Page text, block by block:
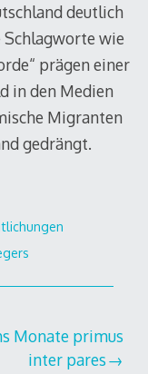
deutlich
wie
prägen einer
in den Medien
Migranten
gedrängt.
Monate primus
inter pares